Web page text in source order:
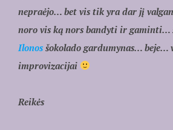
nepraėjo… bet vis tik yra dar jį
noro vis ką nors bandyti ir gaminti…
Ilonosšokolado gardumynas… beje…
improvizacijai
Reikės